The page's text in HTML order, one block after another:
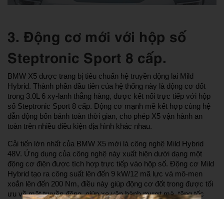
3. Động cơ mới với hộp số
Steptronic Sport 8 cấp.
BMW X5 được trang bị tiêu chuẩn hệ truyền động lai Mild
Hybrid. Thành phần đầu tiên của hệ thống này là động cơ đốt
trong 3.0L 6 xy-lanh thẳng hàng, được kết nối trực tiếp với hộp
số Steptronic Sport 8 cấp. Động cơ mạnh mẽ kết hợp cùng hệ
dẫn động bốn bánh toàn thời gian, cho phép X5 vận hành an
toàn trên nhiều điều kiện địa hình khác nhau.
Cải tiến lớn nhất của BMW X5 mới là công nghệ Mild Hybrid
48V. Ứng dụng của công nghệ này xuất hiện dưới dạng một
động cơ điện được tích hợp trực tiếp vào hộp số. Động cơ Mild
Hybrid tạo ra công suất lên đến 9 kW/12 mã lực và mô-men
xoắn lên đến 200 Nm, điều này giúp động cơ đốt trong được tối
ưu về mặt truyền động, giúp xe vận hành mượt mà, tăng tốc